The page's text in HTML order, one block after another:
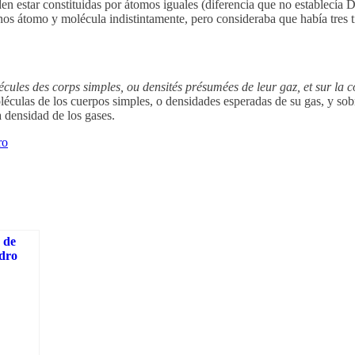
estar constituidas por átomos iguales (diferencia que no
átomo y molécula indistintamente, pero consideraba que había
des corps simples, ou densités présumées de leur gaz, et sur
de los cuerpos simples, o densidades esperadas de su gas, y
de los gases.